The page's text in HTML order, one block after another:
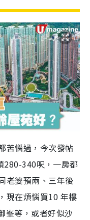
苦惱過，今次發帖
280-340呎，一房都
老婆預兩、三年後
現在煩惱買10 年樓
峯等，或者好似沙